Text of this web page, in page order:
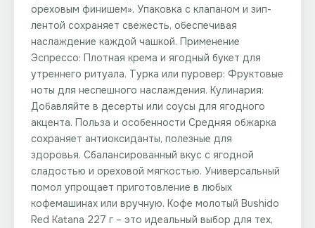
ореховым финишем». Упаковка с клапаном и зип-
лентой сохраняет свежесть, обеспечивая
наслаждение каждой чашкой. Применение
Эспрессо: Плотная крема и ягодный букет для
утреннего ритуала. Турка или пуровер: Фруктовые
ноты для неспешного наслаждения. Кулинария:
Добавляйте в десерты или соусы для ягодного
акцента. Польза и особенности Средняя обжарка
сохраняет антиоксиданты, полезные для
здоровья. Сбалансированный вкус с ягодной
сладостью и ореховой мягкостью. Универсальный
помол упрощает приготовление в любых
кофемашинах или вручную. Кофе молотый Bushido
Red Katana 227 г – это идеальный выбор для тех,